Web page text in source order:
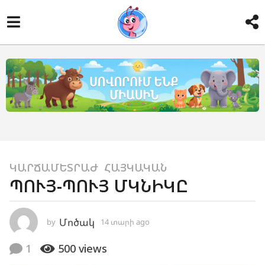
1
4
ա
ր
ի
ԿԱՐՃԱՄԵՏՐԱԺ ,ՀԱՅԿԱԿԱՆ
ՊՈՒՅ-ՊՈՒՅ ՄԿՆԻԿԸ
by Մոծակ 14 տարի ago
1 500 views